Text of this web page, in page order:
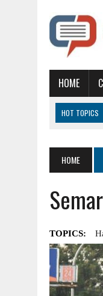
HOME
HOT TOPICS
AUGUST 1,
HOME
TOPICS: